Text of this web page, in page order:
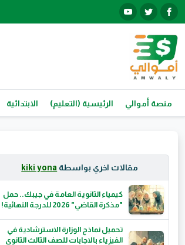
منصة أموالي الرئيسية (التعليم) الابتدائية
مقالات اخري بواسطة kiki yona
كيمياء الثانوية العامة في جيبك.. حمل
"مذكرة القاضي" 2026 للدرجة النهائية!
تحميل نماذج الوزارة الاسترشادية في
الفيزياء بالاجابات للصف الثالث الثانوى